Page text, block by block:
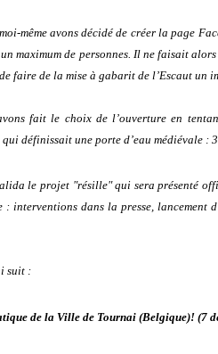
même avons décidé de créer la page
maximum de personnes. Il ne faisait
faire de la mise à gabarit de l’Escaut un
fait le choix de l’ouverture en
définissait une porte d’eau médiévale :
le projet "résille" qui sera présenté
dans la presse, lancement
suit :
de la Ville de Tournai (Belgique)! (7